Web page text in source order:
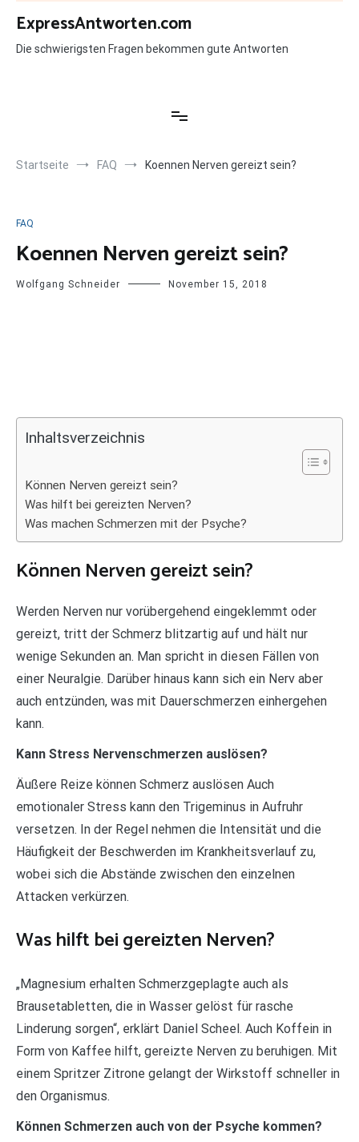
Zum
Inhalt
springen
ExpressAntworten.com
Die schwierigsten Fragen bekommen gute Antworten
Startseite FAQ Koennen Nerven gereizt sein?
FAQ
Koennen Nerven gereizt sein?
Wolfgang Schneider November 15, 2018
Inhaltsverzeichnis
Können Nerven gereizt sein?
Was hilft bei gereizten Nerven?
Was machen Schmerzen mit der Psyche?
Können Nerven gereizt sein?
Werden Nerven nur vorübergehend eingeklemmt oder
gereizt, tritt der Schmerz blitzartig auf und hält nur
wenige Sekunden an. Man spricht in diesen Fällen von
einer Neuralgie. Darüber hinaus kann sich ein Nerv aber
auch entzünden, was mit Dauerschmerzen einhergehen
kann.
Kann Stress Nervenschmerzen auslösen?
Äußere Reize können Schmerz auslösen Auch
emotionaler Stress kann den Trigeminus in Aufruhr
versetzen. In der Regel nehmen die Intensität und die
Häufigkeit der Beschwerden im Krankheitsverlauf zu,
wobei sich die Abstände zwischen den einzelnen
Attacken verkürzen.
Was hilft bei gereizten Nerven?
„Magnesium erhalten Schmerzgeplagte auch als
Brausetabletten, die in Wasser gelöst für rasche
Linderung sorgen“, erklärt Daniel Scheel. Auch Koffein in
Form von Kaffee hilft, gereizte Nerven zu beruhigen. Mit
einem Spritzer Zitrone gelangt der Wirkstoff schneller in
den Organismus.
Können Schmerzen auch von der Psyche kommen?